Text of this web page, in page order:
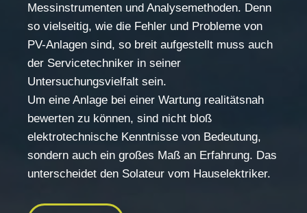
Messinstrumenten und Analysemethoden. Denn
so vielseitig, wie die Fehler und Probleme von
PV-Anlagen sind, so breit aufgestellt muss auch
der Servicetechniker in seiner
Untersuchungsvielfalt sein.
Um eine Anlage bei einer Wartung realitätsnah
bewerten zu können, sind nicht bloß
elektrotechnische Kenntnisse von Bedeutung,
sondern auch ein großes Maß an Erfahrung. Das
unterscheidet den Solateur vom Hauselektriker.